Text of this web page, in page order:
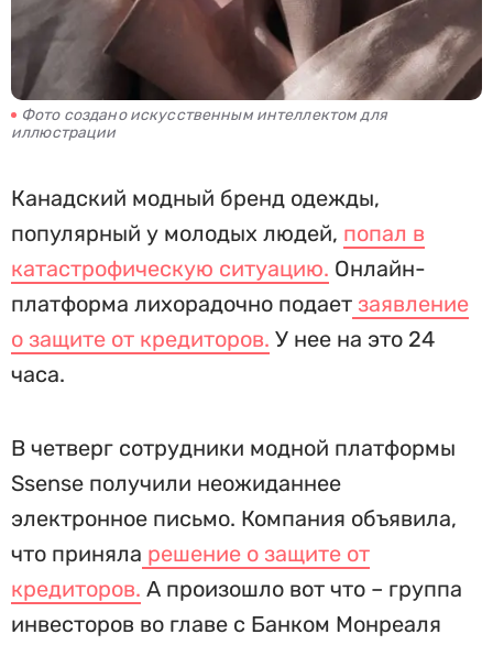
Фото создано искусственным интеллектом для
иллюстрации
Канадский модный бренд одежды,
популярный у молодых людей, попал в
катастрофическую ситуацию. Онлайн-
платформа лихорадочно подает заявление
о защите от кредиторов. У нее на это 24
часа.
В четверг сотрудники модной платформы
Ssense получили неожиданнее
электронное письмо. Компания объявила,
что приняла решение о защите от
кредиторов. А произошло вот что – группа
инвесторов во главе с Банком Монреаля